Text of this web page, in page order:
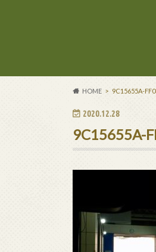
HOME 9C15655A-
2020.12.28
9C15655A-